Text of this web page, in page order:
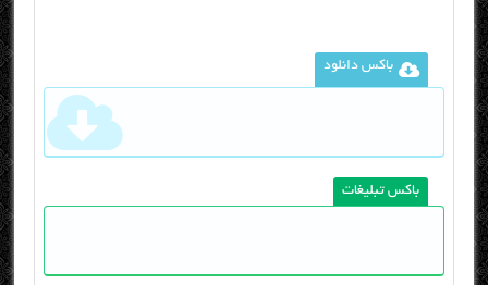
باکس دانلود
باکس تبلیغات